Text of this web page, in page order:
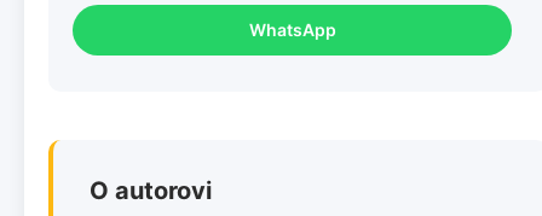
WhatsApp
O autorovi